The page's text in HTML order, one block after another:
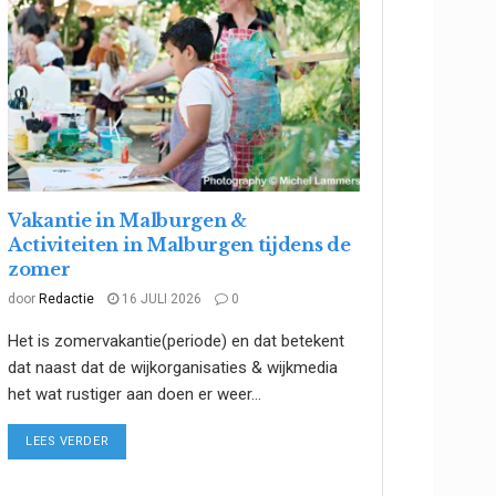
Vakantie in Malburgen &
Activiteiten in Malburgen tijdens de
zomer
door Redactie 16 JULI 2026 0
Het is zomervakantie(periode) en dat betekent
dat naast dat de wijkorganisaties & wijkmedia
het wat rustiger aan doen er weer...
LEES VERDER